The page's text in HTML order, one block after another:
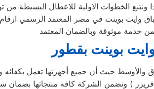
ونتبع الخطوات الاولية للاعطال البسيطة
وايت بوينت في مصر المعتمد الرسمي
بوينت بقطور
حيث أن جميع أجهزتها تعمل بكفائه